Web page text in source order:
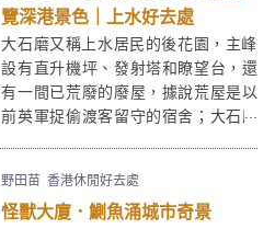
舉辦愉景灣市集，熱鬧非常。愉景灣
一日遊更不少得美麗的大白灣沙灘。
情侶來愉景灣一日遊是浪漫的，一家
人來是溫馨的，朋友來是多姿多采
的。以下介紹7個愉景灣一日遊必去景
覽深港景色｜上水好去處
大石磨又稱上水居民的後花園，主峰
設有直升機坪、發射塔和瞭望台，還
有一間已荒廢的廢屋，據說荒屋是以
前英軍捉偷渡客留守的宿舍；大石磨
30分鐘便能到達，大石磨同時是拍攝
日落和夜景的好去處。
野田苗 香港休閒好去處
怪獸大廈．鰂魚涌城市奇景